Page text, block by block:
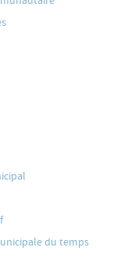
du temps